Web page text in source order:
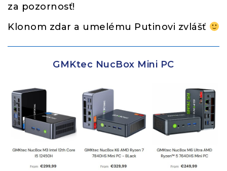
za pozornosť!
Klonom zdar a umelému Putinovi zvlášť
GMKtec NucBox Mini PC